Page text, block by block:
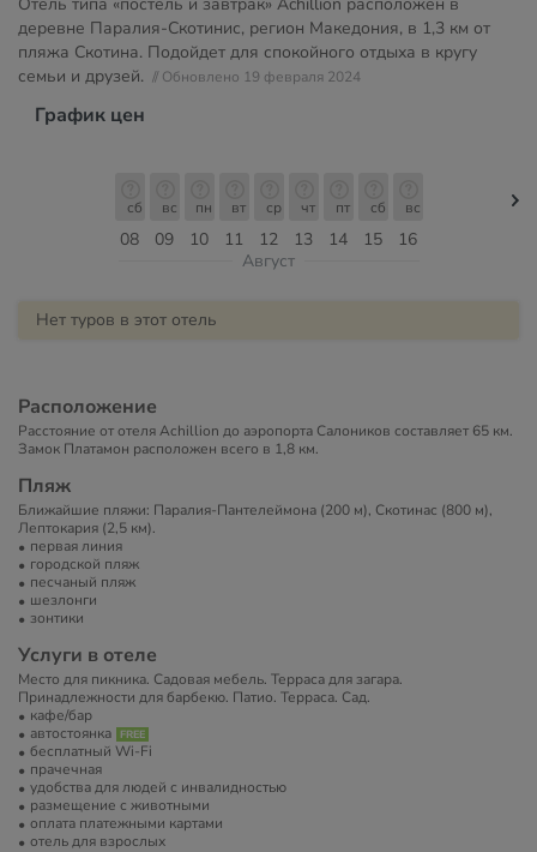
деревне Паралия-Скотинис, регион Македония, в 1,3 км от
пляжа Скотина. Подойдет для спокойного отдыха в кругу
семьи и друзей. // Обновлено 19 февраля 2024
График цен
08
сб
09
вс
10
пн
11
вт
12
ср
13
чт
14
пт
15
сб
16
вс
Август
Нет туров в этот отель
Расположение
Расстояние от отеля Achillion до аэропорта Салоников составляет 65 км.
Замок Платамон расположен всего в 1,8 км.
Пляж
Ближайшие пляжи: Паралия-Пантелеймона (200 м), Скотинас (800 м),
Лептокария (2,5 км).
первая линия
городской пляж
песчаный пляж
шезлонги
зонтики
Услуги в отеле
Место для пикника. Садовая мебель. Терраса для загара.
Принадлежности для барбекю. Патио. Терраса. Сад.
кафе/бар
автостоянка
бесплатный Wi-Fi
прачечная
удобства для людей с инвалидностью
размещение с животными
оплата платежными картами
отель для взрослых